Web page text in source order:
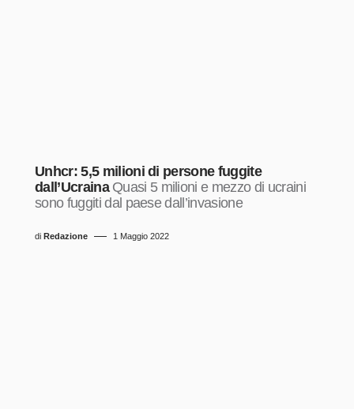
Unhcr: 5,5 milioni di persone fuggite
dall’Ucraina Quasi 5 milioni e mezzo di ucraini
sono fuggiti dal paese dall’invasione
di Redazione 1 Maggio 2022